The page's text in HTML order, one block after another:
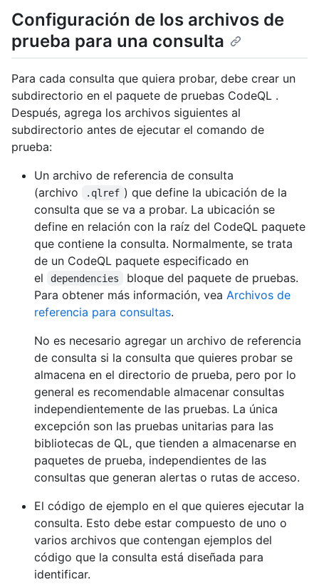
Configuración de los archivos de
prueba para una consulta
Para cada consulta que quiera probar, debe crear un
subdirectorio en el paquete de pruebas CodeQL .
Después, agrega los archivos siguientes al
subdirectorio antes de ejecutar el comando de
prueba:
Un archivo de referencia de consulta
(archivo
.qlref ) que define la ubicación de la
consulta que se va a probar. La ubicación se
define en relación con la raíz del CodeQL paquete
que contiene la consulta. Normalmente, se trata
de un CodeQL paquete especificado en
el
dependencies
bloque del paquete de pruebas.
Para obtener más información, vea Archivos de
referencia para consultas.
No es necesario agregar un archivo de referencia
de consulta si la consulta que quieres probar se
almacena en el directorio de prueba, pero por lo
general es recomendable almacenar consultas
independientemente de las pruebas. La única
excepción son las pruebas unitarias para las
bibliotecas de QL, que tienden a almacenarse en
paquetes de prueba, independientes de las
consultas que generan alertas o rutas de acceso.
El código de ejemplo en el que quieres ejecutar la
consulta. Esto debe estar compuesto de uno o
varios archivos que contengan ejemplos del
código que la consulta está diseñada para
identificar.